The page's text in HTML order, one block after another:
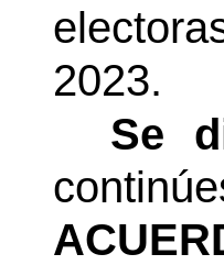
2023.
Se